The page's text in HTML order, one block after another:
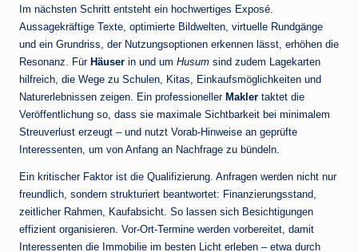
Im nächsten Schritt entsteht ein hochwertiges Exposé.
Aussagekräftige Texte, optimierte Bildwelten, virtuelle Rundgänge
und ein Grundriss, der Nutzungsoptionen erkennen lässt, erhöhen die
Resonanz. Für Häuser in und um Husum sind zudem Lagekarten
hilfreich, die Wege zu Schulen, Kitas, Einkaufsmöglichkeiten und
Naturerlebnissen zeigen. Ein professioneller Makler taktet die
Veröffentlichung so, dass sie maximale Sichtbarkeit bei minimalem
Streuverlust erzeugt – und nutzt Vorab-Hinweise an geprüfte
Interessenten, um von Anfang an Nachfrage zu bündeln.
Ein kritischer Faktor ist die Qualifizierung. Anfragen werden nicht nur
freundlich, sondern strukturiert beantwortet: Finanzierungsstand,
zeitlicher Rahmen, Kaufabsicht. So lassen sich Besichtigungen
effizient organisieren. Vor-Ort-Termine werden vorbereitet, damit
Interessenten die Immobilie im besten Licht erleben – etwa durch